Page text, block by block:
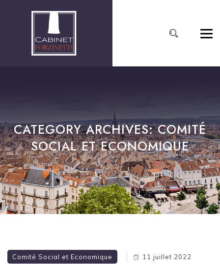
CATEGORY ARCHIVES:COMITÉ
SOCIAL ET ECONOMIQUE
Comité Social et Economique 11 juillet 2022